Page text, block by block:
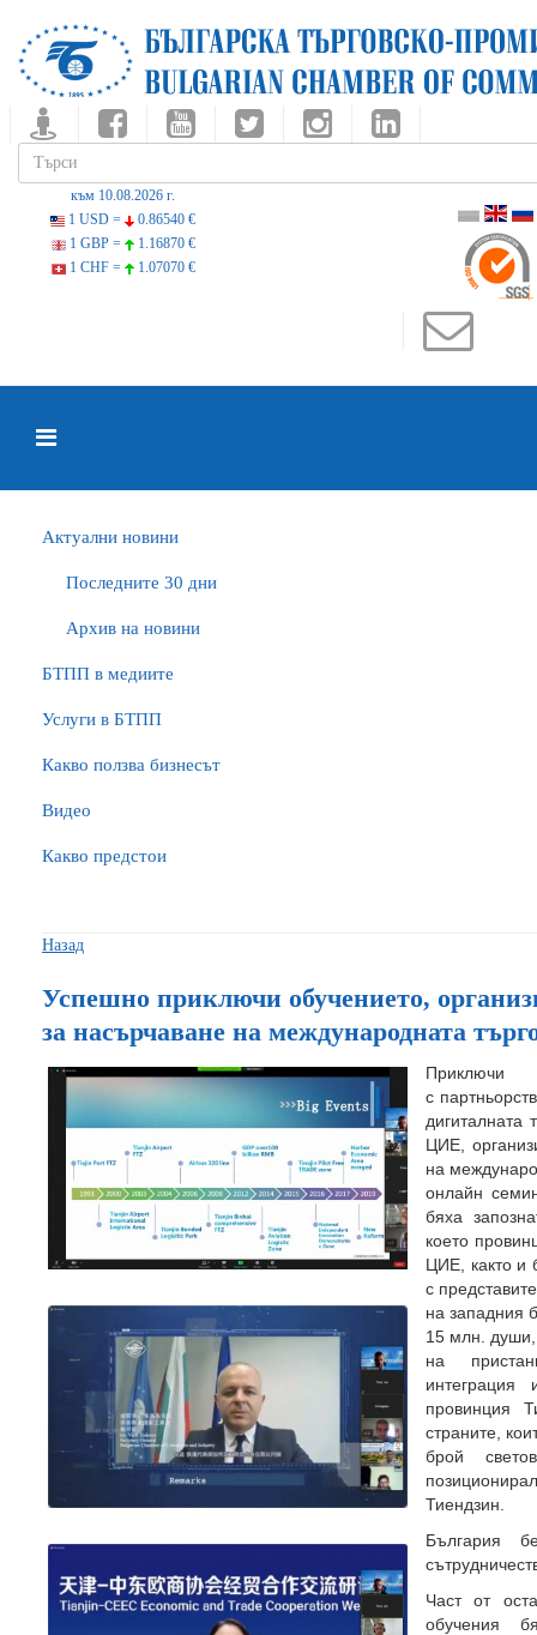
към 10.08.2026 г.
1 USD =
0.86540 €
1 GBP =
1.16870 €
1 CHF =
1.07070 €
Актуални новини
Последните 30 дни
Архив на новини
БTПП в медиите
Услуги в БТПП
Какво ползва бизнесът
Видео
Какво предстои
Назад
Успешно приключи обучението,
за насърчаване на международната
Приключи
с
дигиталната
ЦИЕ,
на
онлайн
бяха
което
ЦИЕ, както и
с
на западния
15 млн. души,
на
провинция
страните,
брой
Тиендзин.
България
Част от
обучения